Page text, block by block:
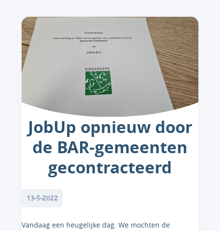
JobUp opnieuw door
de BAR-gemeenten
gecontracteerd
13-5-2022
Vandaag een heugelijke dag. We mochten de